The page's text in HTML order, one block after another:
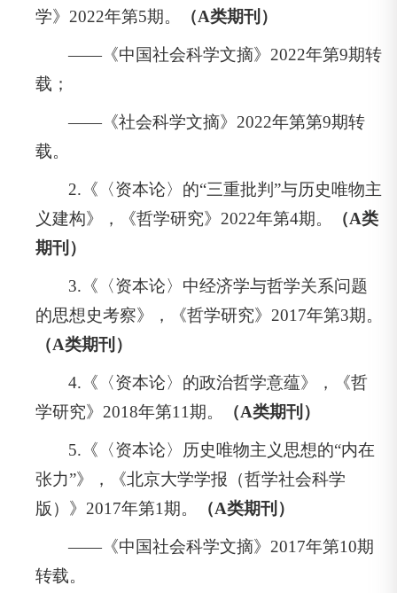
学》2022年第5期。
（A类期刊）
——《中国社会科学文摘》2022年第9期转
载；
——《社会科学文摘》2022年第第9期转
载。
2.《〈资本论〉的“三重批判”与历史唯物主
义建构》，《哲学研究》2022年第4期。
（A类
期刊）
3.《〈资本论〉中经济学与哲学关系问题
的思想史考察》，《哲学研究》2017年第3期。
（A类期刊）
4.《〈资本论〉的政治哲学意蕴》，《哲
学研究》2018年第11期。
（A类期刊）
5.《〈资本论〉历史唯物主义思想的“内在
张力”》，《北京大学学报（哲学社会科学
版）》2017年第1期。
（A类期刊）
——《中国社会科学文摘》2017年第10期
转载。